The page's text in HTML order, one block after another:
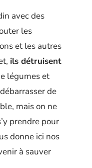
avec des
les
et les autres
ils détruisent
légumes et
de
mais on ne
prendre pour
donne ici nos
à sauver